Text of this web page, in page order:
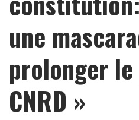
une
prolonger
CNRD »